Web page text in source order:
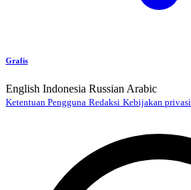
Grafis
English Indonesia Russian Arabic
Ketentuan Pengguna Redaksi Kebijakan privasi